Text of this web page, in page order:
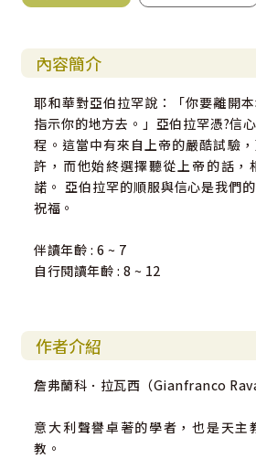
內容簡介
耶和華對亞伯拉罕說：「你要離開
指示你的地方去。」亞伯拉罕憑?信
程。這當中有來自上帝的嚴酷試驗
許，而他始終選擇聽從上帝的話，
諾。 亞伯拉罕的順服與信心是我們
祝福。
伴讀年齡 : 6 ~ 7
自行閱讀年齡 : 8 ~ 12
作者介紹
詹弗蘭科．拉瓦西（Gianfranco
意大利聲譽卓著的學者，也是天主
教。